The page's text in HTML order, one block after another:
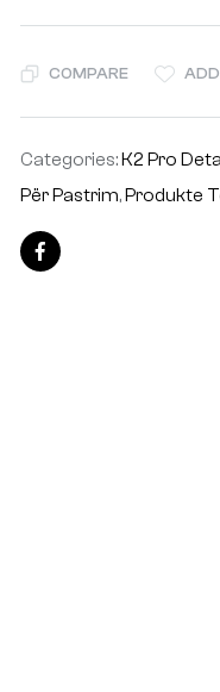
COMPARE
Categories:K2 Pro
Për Pastrim,Produkte
Facebook